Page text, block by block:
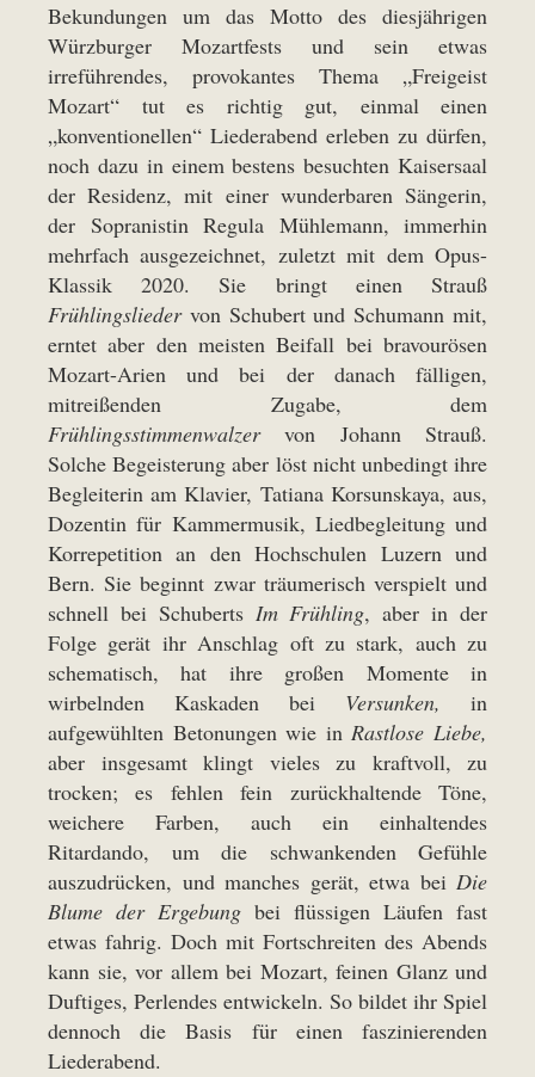
Bekundungen um das Motto des diesjährigen
Würzburger Mozartfests und sein etwas
irreführendes, provokantes Thema „Freigeist
Mozart“ tut es richtig gut, einmal einen
„konventionellen“ Liederabend erleben zu dürfen,
noch dazu in einem bestens besuchten Kaisersaal
der Residenz, mit einer wunderbaren Sängerin,
der Sopranistin Regula Mühlemann, immerhin
mehrfach ausgezeichnet, zuletzt mit dem Opus-
Klassik 2020. Sie bringt einen Strauß
Frühlingslieder von Schubert und Schumann mit,
erntet aber den meisten Beifall bei bravourösen
Mozart-Arien und bei der danach fälligen,
mitreißenden Zugabe, dem
Frühlingsstimmenwalzervon Johann Strauß.
Solche Begeisterung aber löst nicht unbedingt ihre
Begleiterin am Klavier, Tatiana Korsunskaya, aus,
Dozentin für Kammermusik, Liedbegleitung und
Korrepetition an den Hochschulen Luzern und
Bern. Sie beginnt zwar träumerisch verspielt und
schnell bei Schuberts Im Frühling, aber in der
Folge gerät ihr Anschlag oft zu stark, auch zu
schematisch, hat ihre großen Momente in
wirbelnden Kaskaden bei Versunken, in
aufgewühlten Betonungen wie inRastlose Liebe,
aber insgesamt klingt vieles zu kraftvoll, zu
trocken; es fehlen fein zurückhaltende Töne,
weichere Farben, auch ein einhaltendes
Ritardando, um die schwankenden Gefühle
auszudrücken, und manches gerät, etwa bei Die
Blume der Ergebung bei flüssigen Läufen fast
etwas fahrig. Doch mit Fortschreiten des Abends
kann sie, vor allem bei Mozart, feinen Glanz und
Duftiges, Perlendes entwickeln. So bildet ihr Spiel
dennoch die Basis für einen faszinierenden
Liederabend.